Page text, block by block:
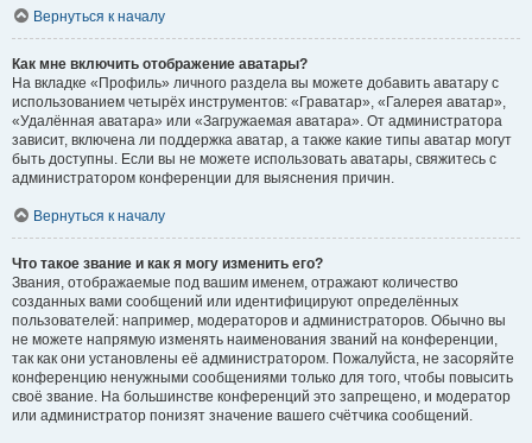
Вернуться к началу
Как мне включить отображение аватары?
На вкладке «Профиль» личного раздела вы можете добавить аватару с
использованием четырёх инструментов: «Граватар», «Галерея аватар»,
«Удалённая аватара» или «Загружаемая аватара». От администратора
зависит, включена ли поддержка аватар, а также какие типы аватар могут
быть доступны. Если вы не можете использовать аватары, свяжитесь с
администратором конференции для выяснения причин.
Вернуться к началу
Что такое звание и как я могу изменить его?
Звания, отображаемые под вашим именем, отражают количество
созданных вами сообщений или идентифицируют определённых
пользователей: например, модераторов и администраторов. Обычно вы
не можете напрямую изменять наименования званий на конференции,
так как они установлены её администратором. Пожалуйста, не засоряйте
конференцию ненужными сообщениями только для того, чтобы повысить
своё звание. На большинстве конференций это запрещено, и модератор
или администратор понизят значение вашего счётчика сообщений.